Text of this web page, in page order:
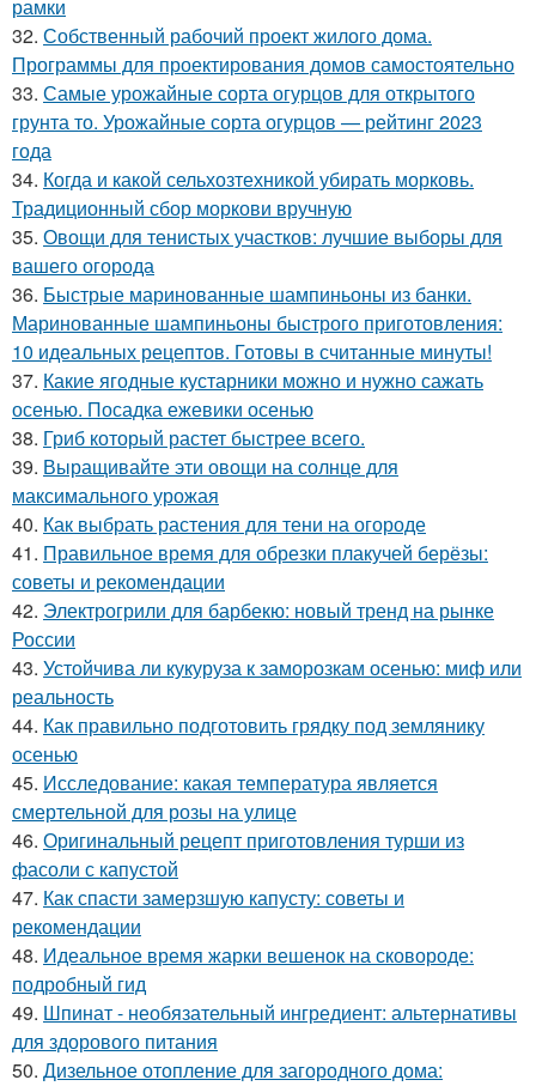
рамки
32. Собственный рабочий проект жилого дома.
Программы для проектирования домов самостоятельно
33. Самые урожайные сорта огурцов для открытого
грунта то. Урожайные сорта огурцов — рейтинг 2023
года
34. Когда и какой сельхозтехникой убирать морковь.
Традиционный сбор моркови вручную
35. Овощи для тенистых участков: лучшие выборы для
вашего огорода
36. Быстрые маринованные шампиньоны из банки.
Маринованные шампиньоны быстрого приготовления:
10 идеальных рецептов. Готовы в считанные минуты!
37. Какие ягодные кустарники можно и нужно сажать
осенью. Посадка ежевики осенью
38. Гриб который растет быстрее всего.
39. Выращивайте эти овощи на солнце для
максимального урожая
40. Как выбрать растения для тени на огороде
41. Правильное время для обрезки плакучей берёзы:
советы и рекомендации
42. Электрогрили для барбекю: новый тренд на рынке
России
43. Устойчива ли кукуруза к заморозкам осенью: миф или
реальность
44. Как правильно подготовить грядку под землянику
осенью
45. Исследование: какая температура является
смертельной для розы на улице
46. Оригинальный рецепт приготовления турши из
фасоли с капустой
47. Как спасти замерзшую капусту: советы и
рекомендации
48. Идеальное время жарки вешенок на сковороде:
подробный гид
49. Шпинат - необязательный ингредиент: альтернативы
для здорового питания
50. Дизельное отопление для загородного дома: